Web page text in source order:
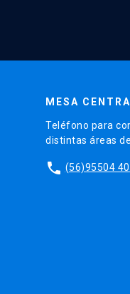
MESA
Teléfono para
distintas áreas
phone (56)95504